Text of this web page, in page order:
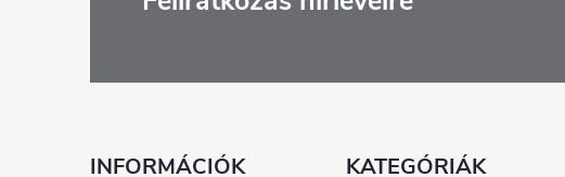
INFORMÁCIÓK
KATEGÓRIÁK